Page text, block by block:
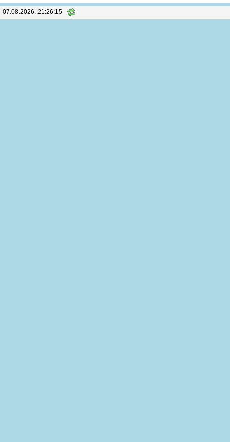
07.08.2026, 21:26:15